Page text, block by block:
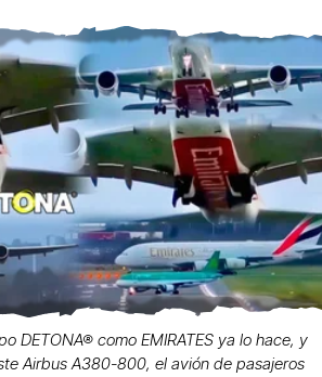
DETONA® como EMIRATES ya lo hace, y
Airbus A380-800, el avión de pasajeros